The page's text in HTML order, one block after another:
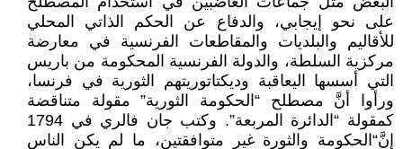
على نحو إيجابي، والدفاع عن الحكم الذاتي المحلي
للأقاليم والبلديات والمقاطعات الفرنسية في معارضة
مركزية السلطة، والدولة الفرنسية المحكومة من باريس
التي أسسها اليعاقبة وديكتاتوريتهم الثورية في فرنسا،
ورأوا أنَّ مصطلح “الحكومة الثورية” مقولة متناقضة
كمقولة “الدائرة المربعة”. وكتب جان فالري في 1794
إنَّ“الحكومة والثورة غير متوافقتين، ما لم يكن الناس